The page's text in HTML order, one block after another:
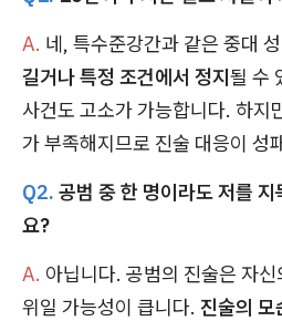
A. 네, 특수준강간과 같은 중대
길거나 특정 조건에서 정지될 수
사건도 고소가 가능합니다. 하지
가 부족해지므로 진술 대응이 성
Q2. 공범 중 한 명이라도 저를
요?
A. 아닙니다. 공범의 진술은 자
위일 가능성이 큽니다. 진술의 모